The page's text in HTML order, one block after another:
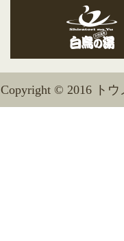
Copyright © 2016 ト